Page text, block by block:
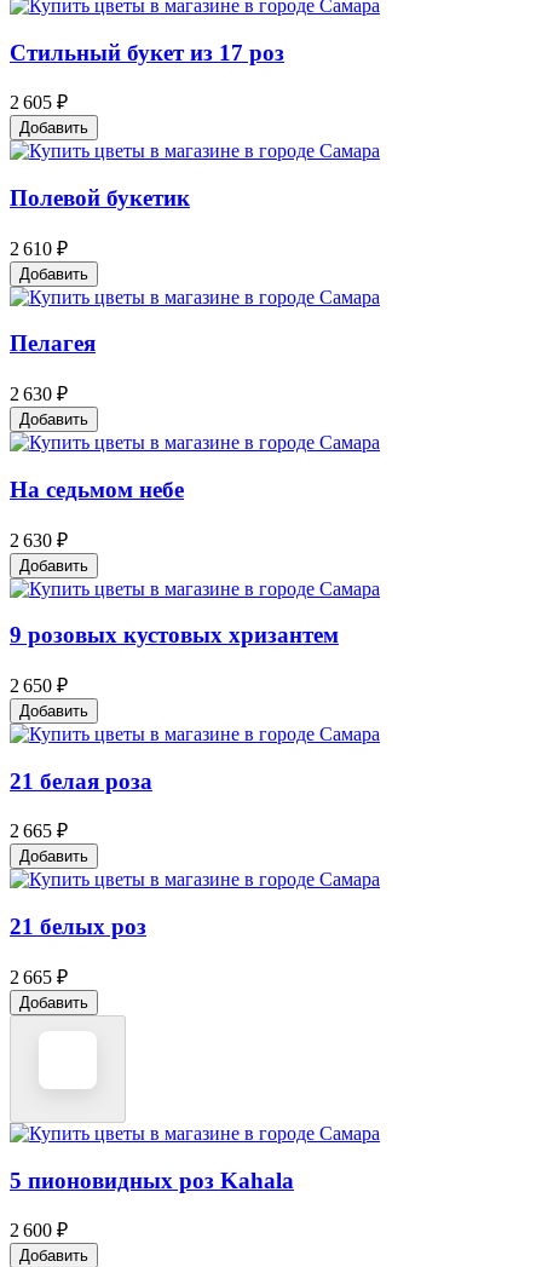
Стильный букет из 17 роз
2 605 ₽
Добавить
Полевой букетик
2 610 ₽
Добавить
Пелагея
2 630 ₽
Добавить
На седьмом небе
2 630 ₽
Добавить
9 розовых кустовых хризантем
2 650 ₽
Добавить
21 белая роза
2 665 ₽
Добавить
21 белых роз
2 665 ₽
Добавить
5 пионовидных роз Kahala
2 600 ₽
Добавить